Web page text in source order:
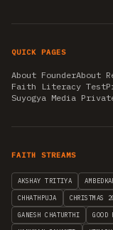
QUICK PAGES
About FounderAbout
Faith Literacy Test
Suyogya Media
FAITH STREAMS
AKSHAY TRITIYA
CHHATHPUJA CHRISTMAS
GANESH CHATURTHI GOOD